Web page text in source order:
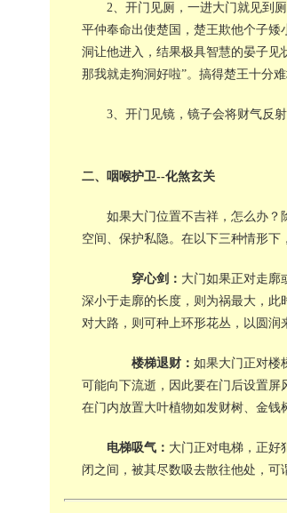
2、开门见厕，一进大门就见到
平仲奉命出使楚国，楚王欺他个子
洞让他进入，结果极具智慧的晏子见
那我就走狗洞好啦”。搞得楚王十分
3、开门见镜，镜子会将财气反
二、咽喉护卫--化煞玄关
如果大门位置不吉祥，怎么办？
空间、保护私隐。在以下三种情形下
穿心剑： 大门如果正对走廓
深小于走廓的长度，则为祸最大，
对大路，则可种上环形花丛，以圆润
楼梯退财： 如果大门正对楼
可能向下流逝，因此要在门后设置
在门内放置大叶植物如发财树、金钱
电梯吸气： 大门正对电梯，正好
闭之间，被其尽数吸去散往他处，可